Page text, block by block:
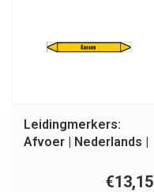
Leidingmerkers:
Afvoer | Nederlands |
€13,15